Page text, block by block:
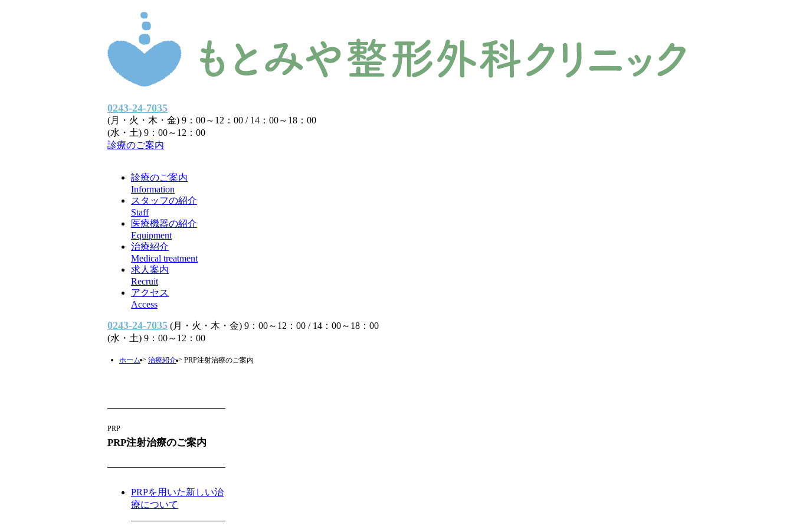
0243-24-7035
(月・火・木・金) 9：00～12：00 / 14：00～18：00
(水・土) 9：00～12：00
診療のご案内
診療のご案内
Information
スタッフの紹介
Staff
医療機器の紹介
Equipment
治療紹介
Medical treatment
求人案内
Recruit
アクセス
Access
0243-24-7035 (月・火・木・金) 9：00～12：00 / 14：00～18：00
(水・土) 9：00～12：00
ホーム> 治療紹介> PRP注射治療のご案内
PRP
PRP注射治療のご案内
PRPを用いた新しい治
療について